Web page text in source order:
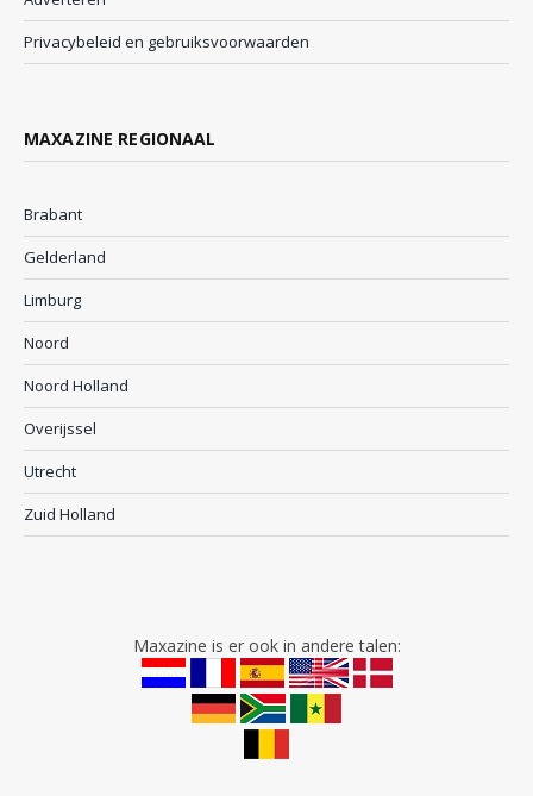
Privacybeleid en gebruiksvoorwaarden
MAXAZINE REGIONAAL
Brabant
Gelderland
Limburg
Noord
Noord Holland
Overijssel
Utrecht
Zuid Holland
Maxazine is er ook in andere talen: